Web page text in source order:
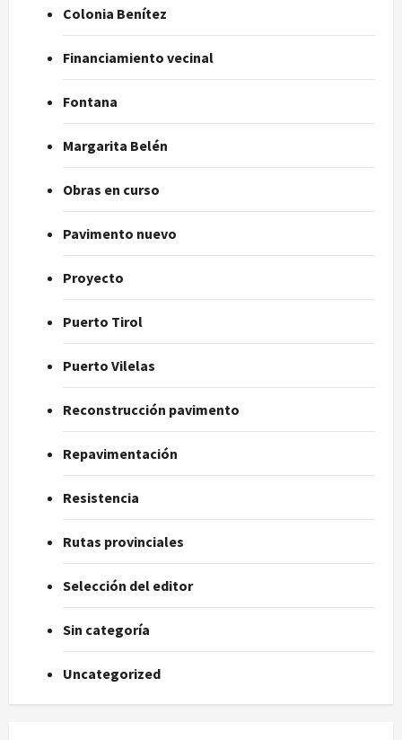
Colonia Benítez
Financiamiento vecinal
Fontana
Margarita Belén
Obras en curso
Pavimento nuevo
Proyecto
Puerto Tirol
Puerto Vilelas
Reconstrucción pavimento
Repavimentación
Resistencia
Rutas provinciales
Selección del editor
Sin categoría
Uncategorized